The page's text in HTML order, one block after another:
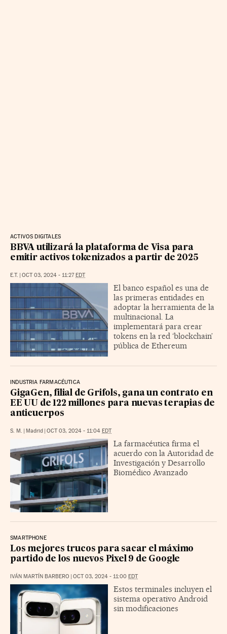
ACTIVOS DIGITALES
BBVA utilizará la plataforma de Visa para
emitir activos tokenizados a partir de 2025
E.T. | OCT 03, 2024 - 11:27EDT
El banco español es una de
las primeras entidades en
adoptar la herramienta de la
multinacional. La
implementará para crear
tokens en la red ‘blockchain’
pública de Ethereum
INDUSTRIA FARMACÉUTICA
GigaGen, filial de Grifols, gana un contrato en
EE UU de 122 millones para nuevas terapias de
anticuerpos
S. M. | Madrid | OCT 03, 2024 - 11:04 EDT
La farmacéutica firma el
acuerdo con la Autoridad de
Investigación y Desarrollo
Biomédico Avanzado
SMARTPHONE
Los mejores trucos para sacar el máximo
partido de los nuevos Pixel 9 de Google
IVÁN MARTÍN BARBERO | OCT 03, 2024 - 11:00 EDT
Estos terminales incluyen el
sistema operativo Android
sin modificaciones